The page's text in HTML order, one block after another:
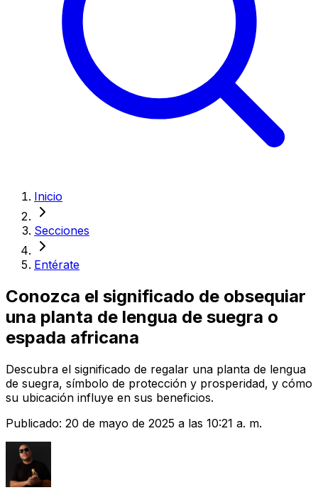
Inicio
Secciones
Entérate
Conozca el significado de obsequiar
una planta de lengua de suegra o
espada africana
Descubra el significado de regalar una planta de lengua
de suegra, símbolo de protección y prosperidad, y cómo
su ubicación influye en sus beneficios.
Publicado: 20 de mayo de 2025 a las 10:21 a. m.